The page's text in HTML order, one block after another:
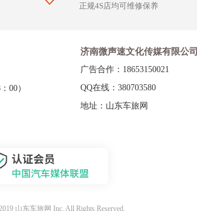
正规4S店均可维修保养
00）
济南微声速文化传媒有限公司
广告合作：18653150021
QQ在线：380703580
地址：山东车旅网
山东车旅网 Inc. All Rights Reserved.